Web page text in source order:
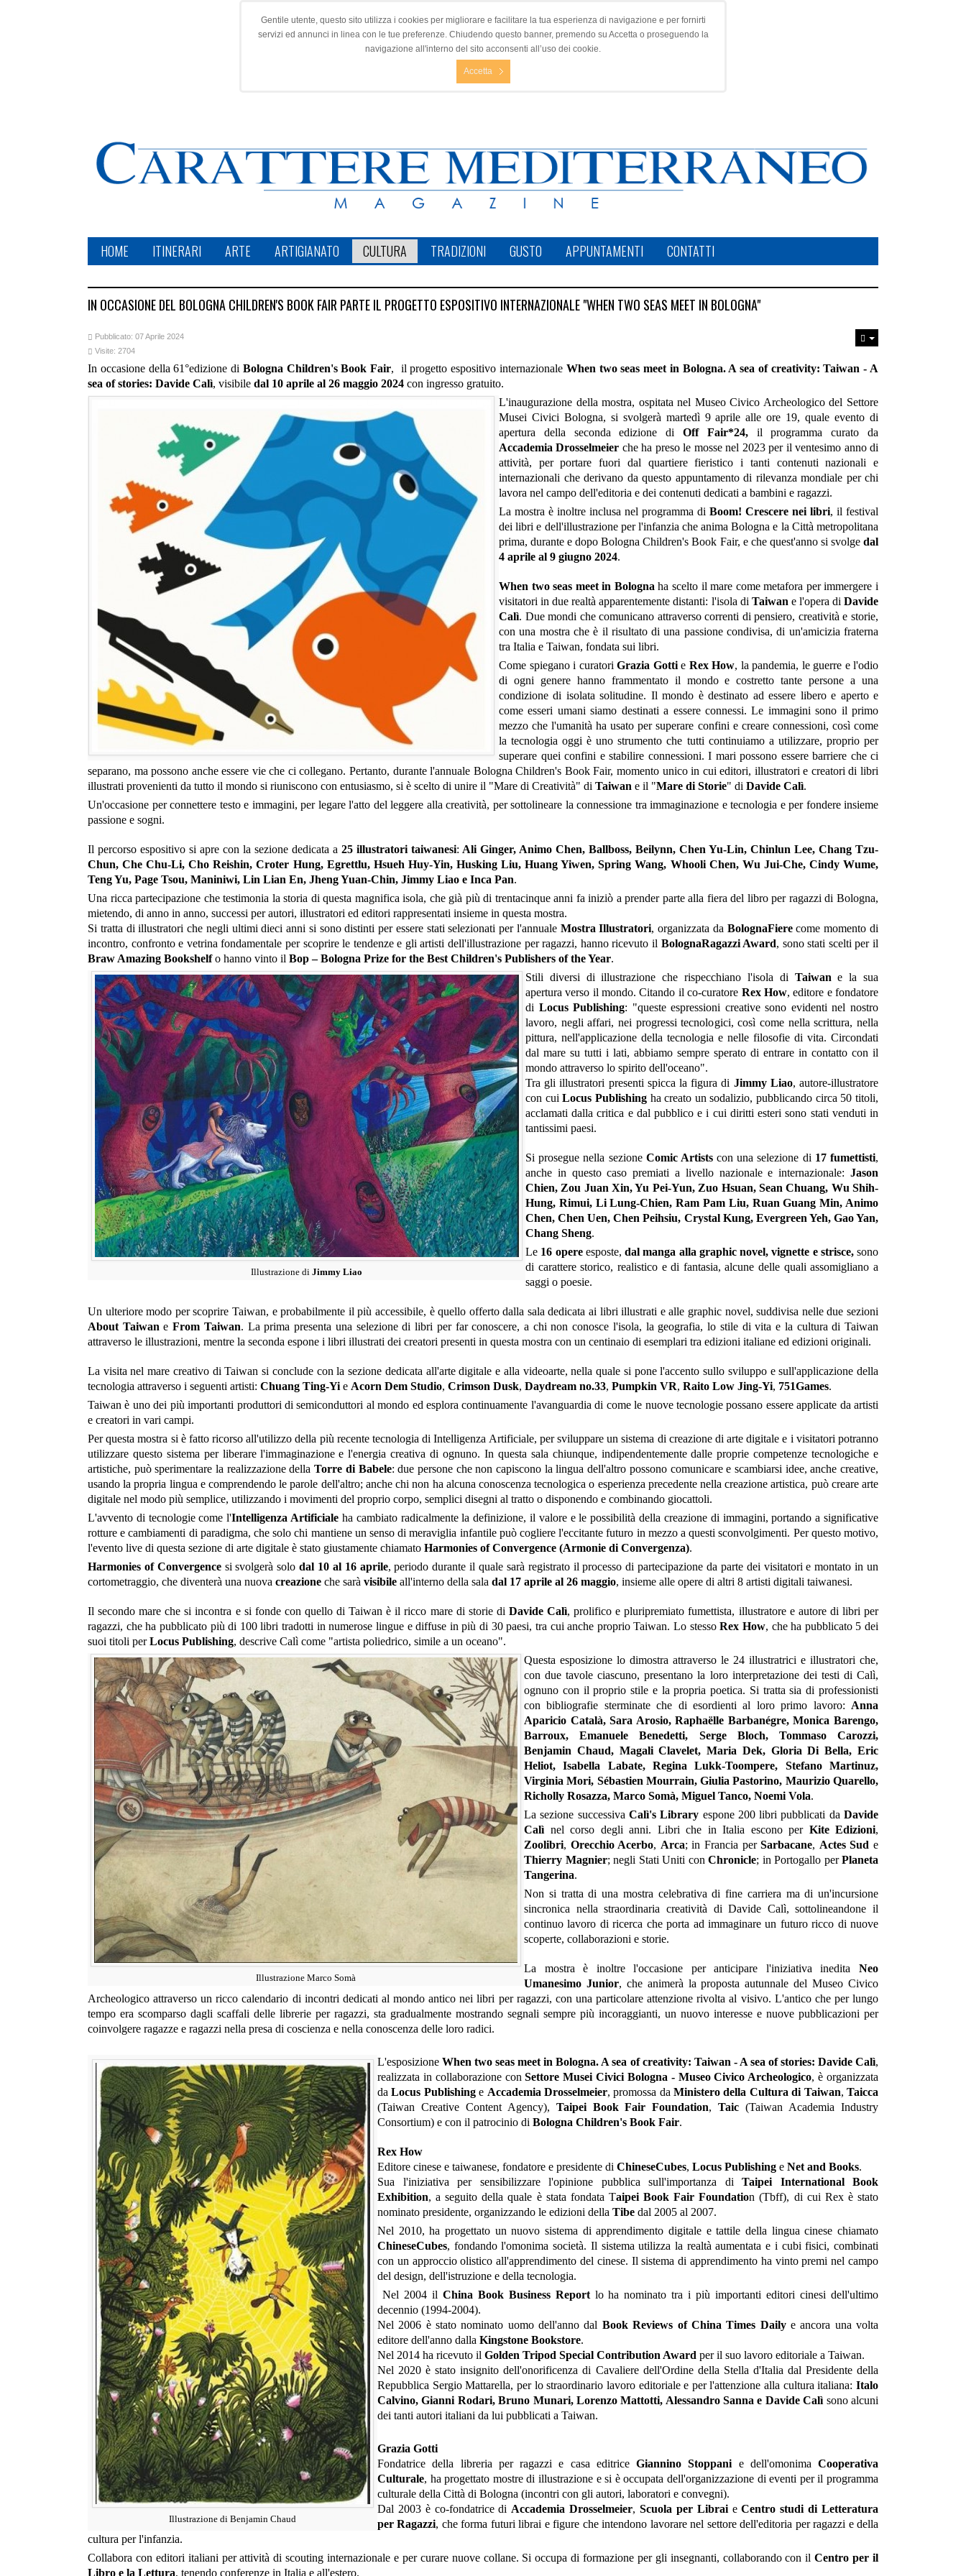
Gentile utente, questo sito utilizza i cookies per migliorare e facilitare la tua esperienza di navigazione e per fornirti
servizi ed annunci in linea con le tue preferenze. Chiudendo questo banner, premendo su Accetta o proseguendo la
navigazione all'interno del sito acconsenti all’uso dei cookie.
Accetta
HOME ITINERARI ARTE ARTIGIANATO CULTURA TRADIZIONI GUSTO APPUNTAMENTI CONTATTI
IN OCCASIONE DEL BOLOGNA CHILDREN'S BOOK FAIR PARTE IL PROGETTO ESPOSITIVO INTERNAZIONALE "WHEN TWO SEAS MEET IN BOLOGNA"
Pubblicato: 07 Aprile 2024
Visite: 2704
In occasione della 61°edizione di Bologna Children's Book Fair, il progetto espositivo internazionale When two seas meet in Bologna. A sea of creativity: Taiwan - A
sea of stories: Davide Calì, visibile dal 10 aprile al 26 maggio 2024 con ingresso gratuito.
L'inaugurazione della mostra, ospitata nel Museo Civico Archeologico del Settore
Musei Civici Bologna, si svolgerà martedì 9 aprile alle ore 19, quale evento di
apertura della seconda edizione di Off Fair*24,il programma curato da
Accademia Drosselmeier che ha preso le mosse nel 2023 per il ventesimo anno di
attività, per portare fuori dal quartiere fieristico i tanti contenuti nazionali e
internazionali che derivano da questo appuntamento di rilevanza mondiale per chi
lavora nel campo dell'editoria e dei contenuti dedicati a bambini e ragazzi.
La mostra è inoltre inclusa nel programma di Boom! Crescere nei libri, il festival
dei libri e dell'illustrazione per l'infanzia che anima Bologna e la Città metropolitana
prima, durante e dopo Bologna Children's Book Fair, e che quest'anno si svolge dal
4 aprile al 9 giugno 2024.
When two seas meet in Bologna ha scelto il mare come metafora per immergere i
visitatori in due realtà apparentemente distanti: l'isola di Taiwan e l'opera diDavide
Calì. Due mondi che comunicano attraverso correnti di pensiero, creatività e storie,
con una mostra che è il risultato di una passione condivisa, di un'amicizia fraterna
tra Italia e Taiwan, fondata sui libri.
Come spiegano i curatori Grazia Gottie Rex How, la pandemia, le guerre e l'odio
di ogni genere hanno frammentato il mondo e costretto tante persone a una
condizione di isolata solitudine. Il mondo è destinato ad essere libero e aperto e
come esseri umani siamo destinati a essere connessi. Le immagini sono il primo
mezzo che l'umanità ha usato per superare confini e creare connessioni, così come
la tecnologia oggi è uno strumento che tutti continuiamo a utilizzare, proprio per
superare quei confini e stabilire connessioni. I mari possono essere barriere che ci
separano, ma possono anche essere vie che ci collegano. Pertanto, durante l'annuale Bologna Children's Book Fair, momento unico in cui editori, illustratori e creatori di libri
illustrati provenienti da tutto il mondo si riuniscono con entusiasmo, si è scelto di unire il "Mare di Creatività" di Taiwan e il "Mare di Storie" di Davide Calì.
Un'occasione per connettere testo e immagini, per legare l'atto del leggere alla creatività, per sottolineare la connessione tra immaginazione e tecnologia e per fondere insieme
passione e sogni.
Il percorso espositivo si apre con la sezione dedicata a 25 illustratori taiwanesi: Ali Ginger, Animo Chen, Ballboss, Beilynn, Chen Yu-Lin, Chinlun Lee, Chang Tzu-
Chun, Che Chu-Li, Cho Reishin, Croter Hung, Egrettlu, Hsueh Huy-Yin, Husking Liu, Huang Yiwen, Spring Wang, Whooli Chen, Wu Jui-Che, Cindy Wume,
Teng Yu, Page Tsou, Maniniwi, Lin Lian En, Jheng Yuan-Chin, Jimmy Liao e Inca Pan.
Una ricca partecipazione che testimonia la storia di questa magnifica isola, che già più di trentacinque anni fa iniziò a prender parte alla fiera del libro per ragazzi di Bologna,
mietendo, di anno in anno, successi per autori, illustratori ed editori rappresentati insieme in questa mostra.
Si tratta di illustratori che negli ultimi dieci anni si sono distinti per essere stati selezionati per l'annuale Mostra Illustratori, organizzata da BolognaFierecome momento di
incontro, confronto e vetrina fondamentale per scoprire le tendenze e gli artisti dell'illustrazione per ragazzi, hanno ricevuto il BolognaRagazzi Award, sono stati scelti per il
Braw Amazing Bookshelfo hanno vinto il Bop – Bologna Prize for the Best Children's Publishers of the Year.
Illustrazione di Jimmy Liao
Stili diversi di illustrazione che rispecchiano l'isola di Taiwan e la sua
apertura verso il mondo. Citando il co-curatore Rex How, editore e fondatore
di Locus Publishing: "queste espressioni creative sono evidenti nel nostro
lavoro, negli affari, nei progressi tecnologici, così come nella scrittura, nella
pittura, nell'applicazione della tecnologia e nelle filosofie di vita. Circondati
dal mare su tutti i lati, abbiamo sempre sperato di entrare in contatto con il
mondo attraverso lo spirito dell'oceano".
Tra gli illustratori presenti spicca la figura di Jimmy Liao, autore-illustratore
con cuiLocus Publishingha creato un sodalizio, pubblicando circa 50 titoli,
acclamati dalla critica e dal pubblico e i cui diritti esteri sono stati venduti in
tantissimi paesi.
Si prosegue nella sezione Comic Artistscon una selezione di 17 fumettisti,
anche in questo caso premiati a livello nazionale e internazionale: Jason
Chien, Zou Juan Xin, Yu Pei-Yun, Zuo Hsuan, Sean Chuang, Wu Shih-
Hung, Rimui, Li Lung-Chien, Ram Pam Liu, Ruan Guang Min, Animo
Chen, Chen Uen, Chen Peihsiu, Crystal Kung, Evergreen Yeh, Gao Yan,
Chang Sheng.
Le 16 opereesposte, dal manga alla graphic novel, vignette e strisce,sono
di carattere storico, realistico e di fantasia, alcune delle quali assomigliano a
saggi o poesie.
Un ulteriore modo per scoprire Taiwan, e probabilmente il più accessibile, è quello offerto dalla sala dedicata ai libri illustrati e alle graphic novel, suddivisa nelle due sezioni
About Taiwan eFrom Taiwan. La prima presenta una selezione di libri per far conoscere, a chi non conosce l'isola, la geografia, lo stile di vita e la cultura di Taiwan
attraverso le illustrazioni, mentre la seconda espone i libri illustrati dei creatori presenti in questa mostra con un centinaio di esemplari tra edizioni italiane ed edizioni originali.
La visita nel mare creativo di Taiwan si conclude con la sezione dedicata all'arte digitale e alla videoarte, nella quale si pone l'accento sullo sviluppo e sull'applicazione della
tecnologia attraverso i seguenti artisti: Chuang Ting-Yi e Acorn Dem Studio, Crimson Dusk, Daydream no.33, Pumpkin VR, Raito Low Jing-Yi, 751Games.
Taiwan è uno dei più importanti produttori di semiconduttori al mondo ed esplora continuamente l'avanguardia di come le nuove tecnologie possano essere applicate da artisti
e creatori in vari campi.
Per questa mostra si è fatto ricorso all'utilizzo della più recente tecnologia di Intelligenza Artificiale, per sviluppare un sistema di creazione di arte digitale e i visitatori potranno
utilizzare questo sistema per liberare l'immaginazione e l'energia creativa di ognuno. In questa sala chiunque, indipendentemente dalle proprie competenze tecnologiche e
artistiche, può sperimentare la realizzazione dellaTorre di Babele: due persone che non capiscono la lingua dell'altro possono comunicare e scambiarsi idee, anche creative,
usando la propria lingua e comprendendo le parole dell'altro; anche chi non ha alcuna conoscenza tecnologica o esperienza precedente nella creazione artistica, può creare arte
digitale nel modo più semplice, utilizzando i movimenti del proprio corpo, semplici disegni al tratto o disponendo e combinando giocattoli.
L'avvento di tecnologie come l'Intelligenza Artificiale ha cambiato radicalmente la definizione, il valore e le possibilità della creazione di immagini, portando a significative
rotture e cambiamenti di paradigma, che solo chi mantiene un senso di meraviglia infantile può cogliere l'eccitante futuro in mezzo a questi sconvolgimenti. Per questo motivo,
l'evento live di questa sezione di arte digitale è stato giustamente chiamato Harmonies of Convergence (Armonie di Convergenza).
Harmonies of Convergencesi svolgerà solodal 10 al 16 aprile, periodo durante il quale sarà registrato il processo di partecipazione da parte dei visitatori e montato in un
cortometraggio, che diventerà una nuova creazione che sarà visibile all'interno della sala dal 17 aprile al 26 maggio, insieme alle opere di altri 8 artisti digitali taiwanesi.
Il secondo mare che si incontra e si fonde con quello di Taiwan è il ricco mare di storie di Davide Calì, prolifico e pluripremiato fumettista, illustratore e autore di libri per
ragazzi, che ha pubblicato più di 100 libri tradotti in numerose lingue e diffuse in più di 30 paesi, tra cui anche proprio Taiwan. Lo stessoRex How, che ha pubblicato 5 dei
suoi titoli perLocus Publishing, descrive Calì come "artista poliedrico, simile a un oceano".
Illustrazione Marco Somà
Questa esposizione lo dimostra attraverso le 24 illustratrici e illustratori che,
con due tavole ciascuno, presentano la loro interpretazione dei testi di Calì,
ognuno con il proprio stile e la propria poetica. Si tratta sia di professionisti
con bibliografie sterminate che di esordienti al loro primo lavoro: Anna
Aparicio Català, Sara Arosio, Raphaëlle Barbanégre, Monica Barengo,
Barroux, Emanuele Benedetti, Serge Bloch, Tommaso Carozzi,
Benjamin Chaud, Magali Clavelet, Maria Dek, Gloria Di Bella, Eric
Heliot, Isabella Labate, Regina Lukk-Toompere, Stefano Martinuz,
Virginia Mori, Sébastien Mourrain, Giulia Pastorino, Maurizio Quarello,
Richolly Rosazza, Marco Somà, Miguel Tanco, Noemi Vola.
La sezione successiva Calì's Library espone 200 libri pubblicati daDavide
Calì nel corso degli anni. Libri che in Italia escono per Kite Edizioni,
Zoolibri, Orecchio Acerbo, Arca; in Francia perSarbacane, Actes Sud e
Thierry Magnier; negli Stati Uniti con Chronicle; in Portogallo perPlaneta
Tangerina.
Non si tratta di una mostra celebrativa di fine carriera ma di un'incursione
sincronica nella straordinaria creatività di Davide Calì, sottolineandone il
continuo lavoro di ricerca che porta ad immaginare un futuro ricco di nuove
scoperte, collaborazioni e storie.
La mostra è inoltre l'occasione per anticipare l'iniziativa inedita Neo
Umanesimo Junior, che animerà la proposta autunnale del Museo Civico
Archeologico attraverso un ricco calendario di incontri dedicati al mondo antico nei libri per ragazzi, con una particolare attenzione rivolta al visivo. L'antico che per lungo
tempo era scomparso dagli scaffali delle librerie per ragazzi, sta gradualmente mostrando segnali sempre più incoraggianti, un nuovo interesse e nuove pubblicazioni per
coinvolgere ragazze e ragazzi nella presa di coscienza e nella conoscenza delle loro radici.
Illustrazione di Benjamin Chaud
L'esposizioneWhen two seas meet in Bologna. A sea of creativity: Taiwan - A sea of stories: Davide Calì,
realizzata in collaborazione conSettore Musei Civici Bologna - Museo Civico Archeologico, è organizzata
daLocus Publishinge Accademia Drosselmeier, promossa daMinistero della Cultura di Taiwan,Taicca
(Taiwan Creative Content Agency), Taipei Book Fair Foundation,Taic (Taiwan Academia Industry
Consortium) e con il patrocinio di Bologna Children's Book Fair.
Rex How
Editore cinese e taiwanese, fondatore e presidente di ChineseCubes, Locus Publishing e Net and Books.
Sua l'iniziativa per sensibilizzare l'opinione pubblica sull'importanza di Taipei International Book
Exhibition, a seguito della quale è stata fondata Taipei Book Fair Foundation (Tbff), di cui Rex è stato
nominato presidente, organizzando le edizioni della Tibe dal 2005 al 2007.
Nel 2010, ha progettato un nuovo sistema di apprendimento digitale e tattile della lingua cinese chiamato
ChineseCubes, fondando l'omonima società. Il sistema utilizza la realtà aumentata e i cubi fisici, combinati
con un approccio olistico all'apprendimento del cinese. Il sistema di apprendimento ha vinto premi nel campo
del design, dell'istruzione e della tecnologia.
Nel 2004 il China Book Business Reportlo ha nominato tra i più importanti editori cinesi dell'ultimo
decennio (1994-2004).
Nel 2006 è stato nominato uomo dell'anno dal Book Reviews of China Times Dailye ancora una volta
editore dell'anno dalla Kingstone Bookstore.
Nel 2014 ha ricevuto il Golden Tripod Special Contribution Award per il suo lavoro editoriale a Taiwan.
Nel 2020 è stato insignito dell'onorificenza di Cavaliere dell'Ordine della Stella d'Italia dal Presidente della
Repubblica Sergio Mattarella, per lo straordinario lavoro editoriale e per l'attenzione alla cultura italiana: Italo
Calvino, Gianni Rodari, Bruno Munari, Lorenzo Mattotti, Alessandro Sanna e Davide Calì sono alcuni
dei tanti autori italiani da lui pubblicati a Taiwan.
Grazia Gotti
Fondatrice della libreria per ragazzi e casa editrice Giannino Stoppani e dell'omonima Cooperativa
Culturale, ha progettato mostre di illustrazione e si è occupata dell'organizzazione di eventi per il programma
culturale della Città di Bologna (incontri con gli autori, laboratori e convegni).
Dal 2003 è co-fondatrice di Accademia Drosselmeier,Scuola per LibraieCentro studi di Letteratura
per Ragazzi, che forma futuri librai e figure che intendono lavorare nel settore dell'editoria per ragazzi e della
cultura per l'infanzia.
Collabora con editori italiani per attività di scouting internazionale e per curare nuove collane. Si occupa di formazione per gli insegnanti, collaborando con il Centro per il
Libro e la Lettura, tenendo conferenze in Italia e all'estero.